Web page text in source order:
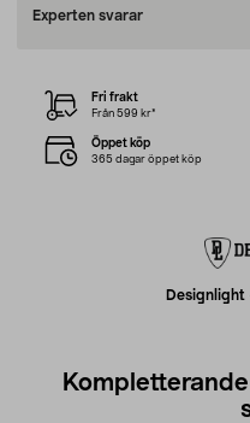
Experten svarar
Designlight
Fri frakt
Från 599 kr*
Öppet köp
365 dagar öppet köp